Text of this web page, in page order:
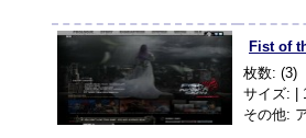
Fist of
枚数: (3)
サイズ: |
その他: